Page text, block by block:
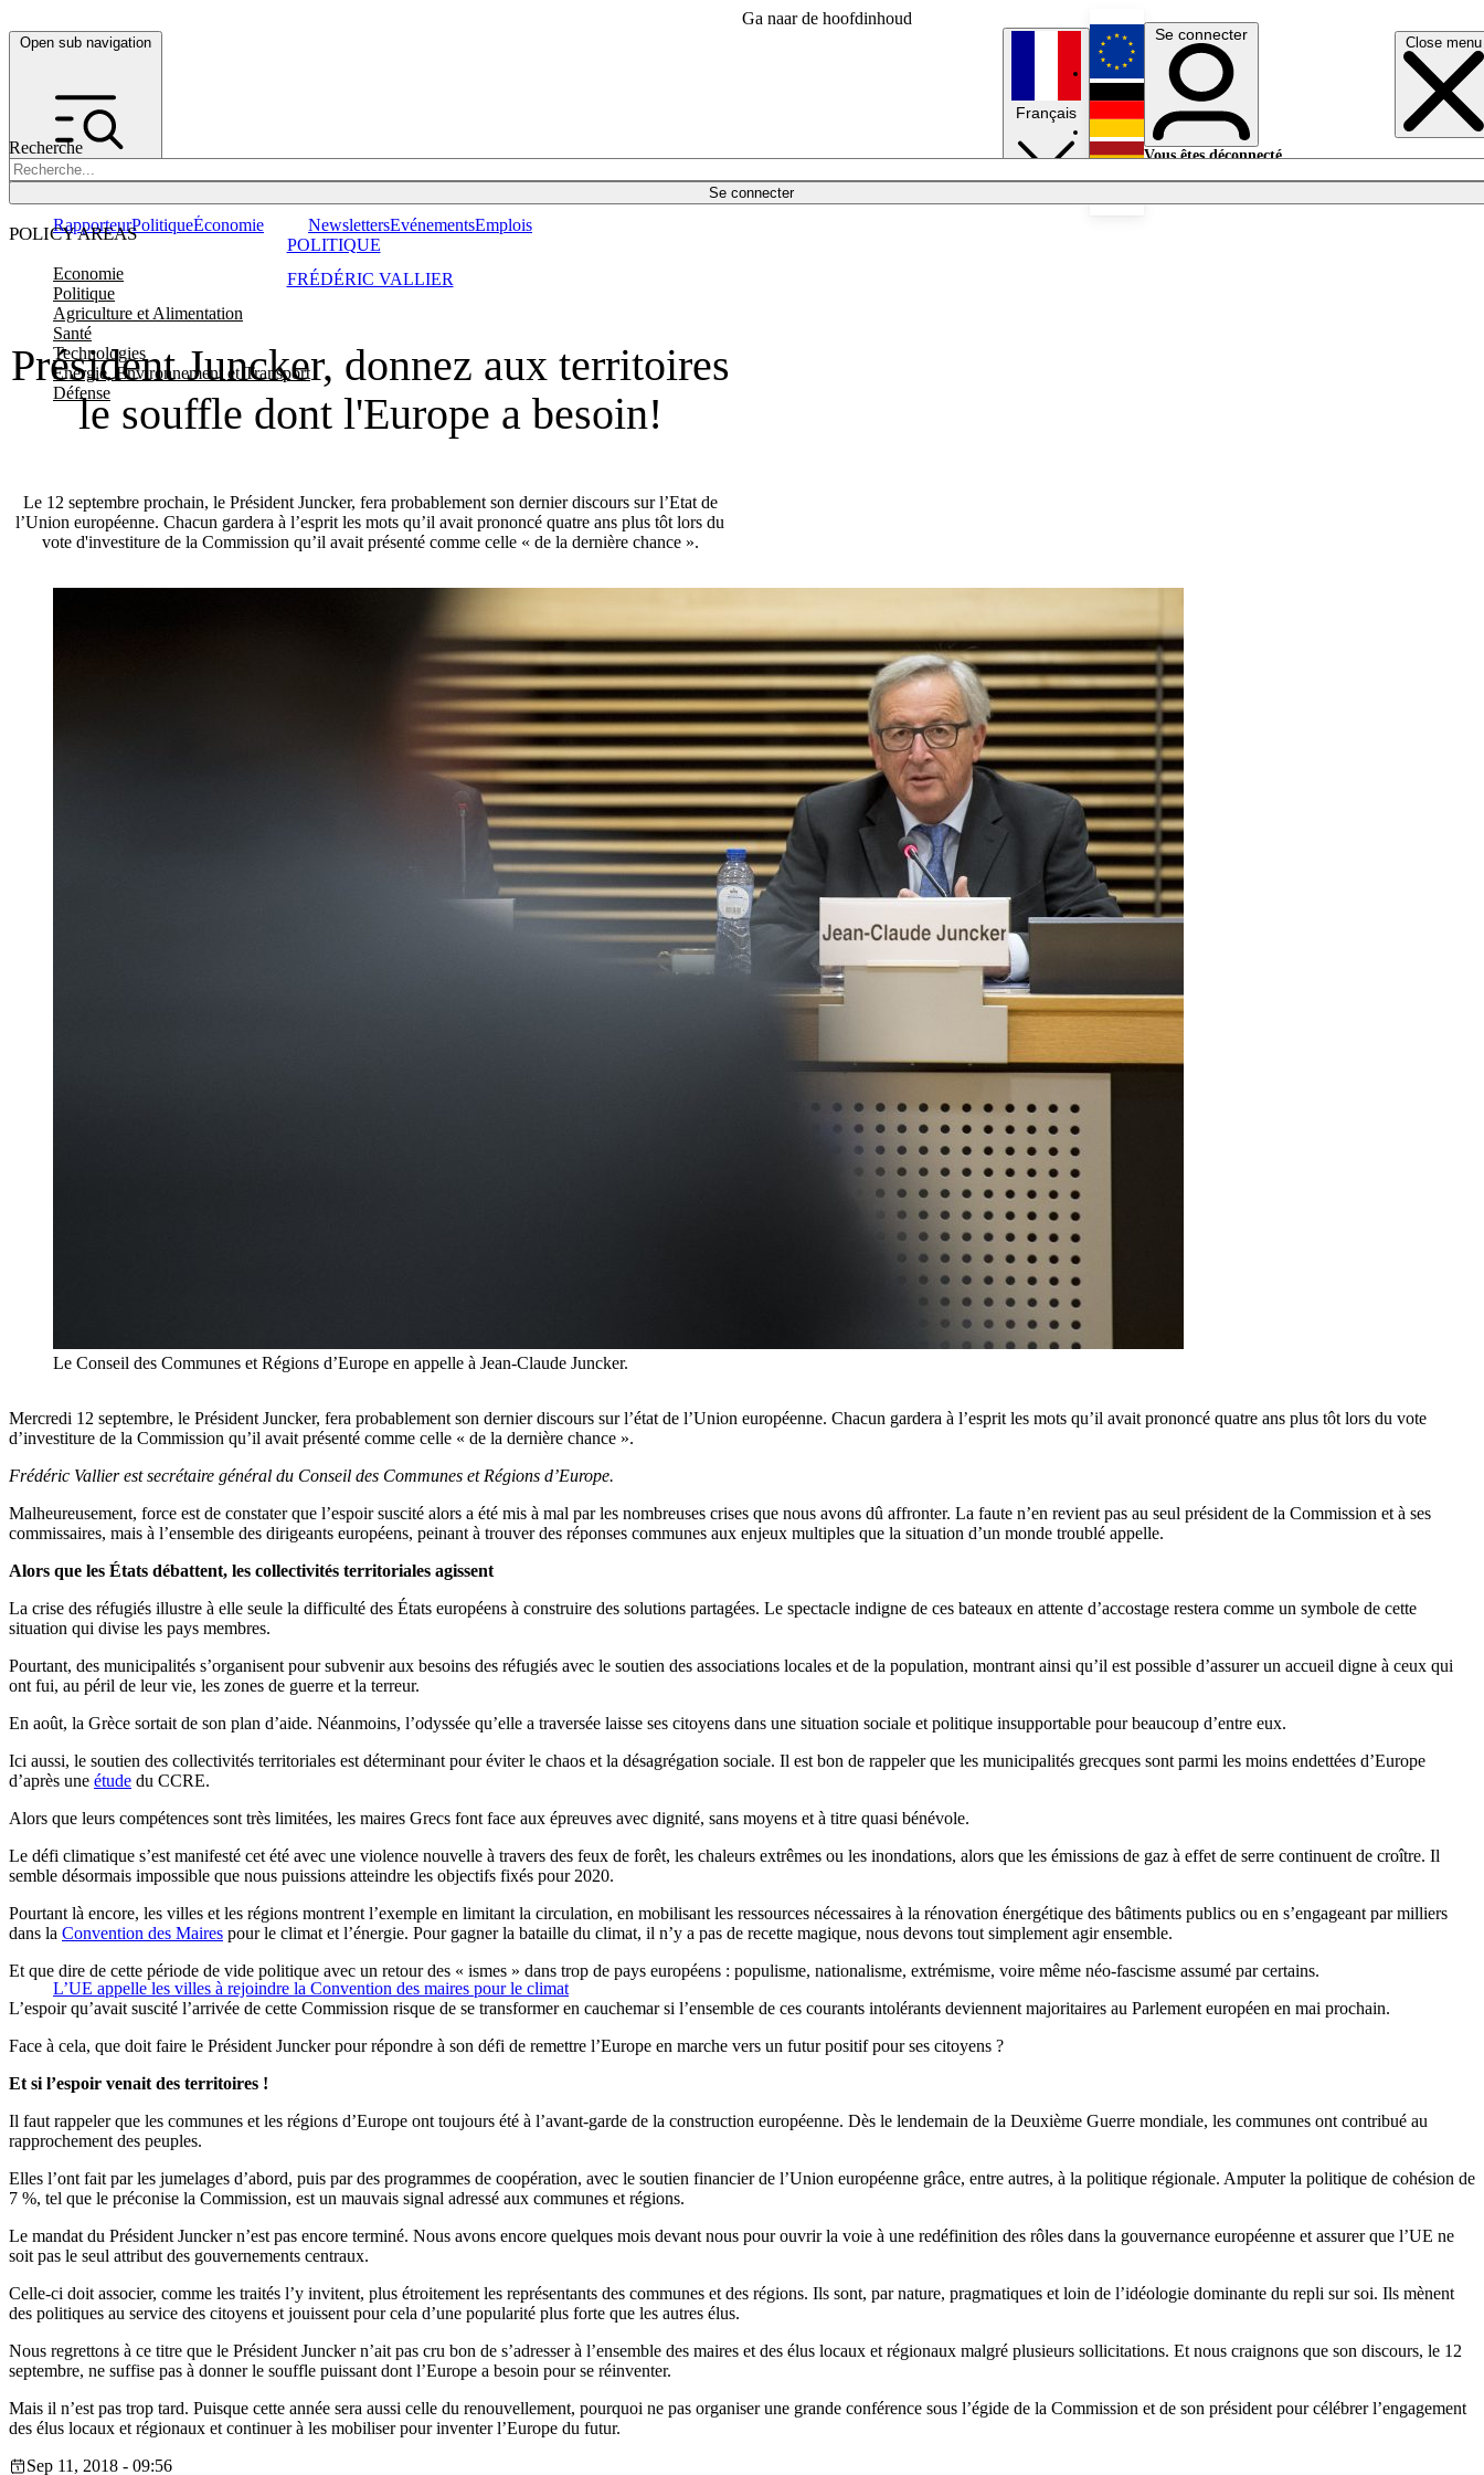
Ga naar de hoofdinhoud
Open sub navigation Close menu
Recherche
Se connecter
POLICY AREAS
Economie
Politique
Agriculture et Alimentation
Santé
Technologies
Energie, Environnement et Transport
Défense
RapporteurPolitiqueÉconomie NewslettersEvénementsEmplois
Français
English
Deutsch
Se connecter
Vous êtes déconnecté.
Président Juncker, donnez aux territoires
le souffle dont l'Europe a besoin!
Le 12 septembre prochain, le Président Juncker, fera probablement son dernier discours sur l’Etat de
l’Union européenne. Chacun gardera à l’esprit les mots qu’il avait prononcé quatre ans plus tôt lors du
vote d'investiture de la Commission qu’il avait présenté comme celle « de la dernière chance ».
FRÉDÉRIC VALLIER
POLITIQUE
Le Conseil des Communes et Régions d’Europe en appelle à Jean-Claude Juncker.
Mercredi 12 septembre, le Président Juncker, fera probablement son dernier discours sur l’état de l’Union européenne. Chacun gardera à l’esprit les mots qu’il avait prononcé quatre ans plus tôt lors du vote
d’investiture de la Commission qu’il avait présenté comme celle « de la dernière chance ».
Frédéric Vallier est secrétaire général du Conseil des Communes et Régions d’Europe.
Malheureusement, force est de constater que l’espoir suscité alors a été mis à mal par les nombreuses crises que nous avons dû affronter. La faute n’en revient pas au seul président de la Commission et à ses
commissaires, mais à l’ensemble des dirigeants européens, peinant à trouver des réponses communes aux enjeux multiples que la situation d’un monde troublé appelle.
Alors que les États débattent, les collectivités territoriales agissent
La crise des réfugiés illustre à elle seule la difficulté des États européens à construire des solutions partagées. Le spectacle indigne de ces bateaux en attente d’accostage restera comme un symbole de cette
situation qui divise les pays membres.
Pourtant, des municipalités s’organisent pour subvenir aux besoins des réfugiés avec le soutien des associations locales et de la population, montrant ainsi qu’il est possible d’assurer un accueil digne à ceux qui
ont fui, au péril de leur vie, les zones de guerre et la terreur.
En août, la Grèce sortait de son plan d’aide. Néanmoins, l’odyssée qu’elle a traversée laisse ses citoyens dans une situation sociale et politique insupportable pour beaucoup d’entre eux.
Ici aussi, le soutien des collectivités territoriales est déterminant pour éviter le chaos et la désagrégation sociale. Il est bon de rappeler que les municipalités grecques sont parmi les moins endettées d’Europe
d’après une étude du CCRE.
Alors que leurs compétences sont très limitées, les maires Grecs font face aux épreuves avec dignité, sans moyens et à titre quasi bénévole.
Le défi climatique s’est manifesté cet été avec une violence nouvelle à travers des feux de forêt, les chaleurs extrêmes ou les inondations, alors que les émissions de gaz à effet de serre continuent de croître. Il
semble désormais impossible que nous puissions atteindre les objectifs fixés pour 2020.
Pourtant là encore, les villes et les régions montrent l’exemple en limitant la circulation, en mobilisant les ressources nécessaires à la rénovation énergétique des bâtiments publics ou en s’engageant par milliers
dans la Convention des Maires pour le climat et l’énergie. Pour gagner la bataille du climat, il n’y a pas de recette magique, nous devons tout simplement agir ensemble.
L’UE appelle les villes à rejoindre la Convention des maires pour le climat
Et que dire de cette période de vide politique avec un retour des « ismes » dans trop de pays européens : populisme, nationalisme, extrémisme, voire même néo-fascisme assumé par certains.
L’espoir qu’avait suscité l’arrivée de cette Commission risque de se transformer en cauchemar si l’ensemble de ces courants intolérants deviennent majoritaires au Parlement européen en mai prochain.
Face à cela, que doit faire le Président Juncker pour répondre à son défi de remettre l’Europe en marche vers un futur positif pour ses citoyens ?
Et si l’espoir venait des territoires !
Il faut rappeler que les communes et les régions d’Europe ont toujours été à l’avant-garde de la construction européenne. Dès le lendemain de la Deuxième Guerre mondiale, les communes ont contribué au
rapprochement des peuples.
Elles l’ont fait par les jumelages d’abord, puis par des programmes de coopération, avec le soutien financier de l’Union européenne grâce, entre autres, à la politique régionale. Amputer la politique de cohésion de
7 %, tel que le préconise la Commission, est un mauvais signal adressé aux communes et régions.
Le mandat du Président Juncker n’est pas encore terminé. Nous avons encore quelques mois devant nous pour ouvrir la voie à une redéfinition des rôles dans la gouvernance européenne et assurer que l’UE ne
soit pas le seul attribut des gouvernements centraux.
Celle-ci doit associer, comme les traités l’y invitent, plus étroitement les représentants des communes et des régions. Ils sont, par nature, pragmatiques et loin de l’idéologie dominante du repli sur soi. Ils mènent
des politiques au service des citoyens et jouissent pour cela d’une popularité plus forte que les autres élus.
Nous regrettons à ce titre que le Président Juncker n’ait pas cru bon de s’adresser à l’ensemble des maires et des élus locaux et régionaux malgré plusieurs sollicitations. Et nous craignons que son discours, le 12
septembre, ne suffise pas à donner le souffle puissant dont l’Europe a besoin pour se réinventer.
Mais il n’est pas trop tard. Puisque cette année sera aussi celle du renouvellement, pourquoi ne pas organiser une grande conférence sous l’égide de la Commission et de son président pour célébrer l’engagement
des élus locaux et régionaux et continuer à les mobiliser pour inventer l’Europe du futur.
Sep 11, 2018 - 09:56